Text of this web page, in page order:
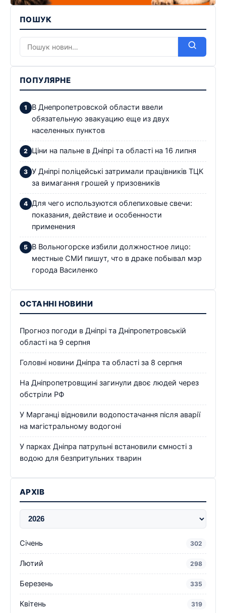
ПОШУК
ПОПУЛЯРНЕ
В Днепропетровской области ввели
обязательную эвакуацию еще из двух
населенных пунктов
Ціни на пальне в Дніпрі та області на 16 липня
У Дніпрі поліцейські затримали працівників ТЦК
за вимагання грошей у призовників
Для чего используются облепиховые свечи:
показания, действие и особенности
применения
В Вольногорске избили должностное лицо:
местные СМИ пишут, что в драке побывал мэр
города Василенко
ОСТАННІ НОВИНИ
Прогноз погоди в Дніпрі та Дніпропетровській
області на 9 серпня
Головні новини Дніпра та області за 8 серпня
На Дніпропетровщині загинули двоє людей через
обстріли РФ
У Марганці відновили водопостачання після аварії
на магістральному водогоні
У парках Дніпра патрульні встановили ємності з
водою для безпритульних тварин
АРХІВ
Січень 302
Лютий 298
Березень 335
Квітень 319